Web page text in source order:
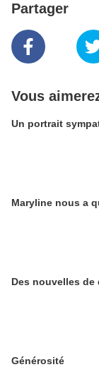
Partager
Vous
Un portrait
Maryline nous a
Des nouvelles de
Générosité